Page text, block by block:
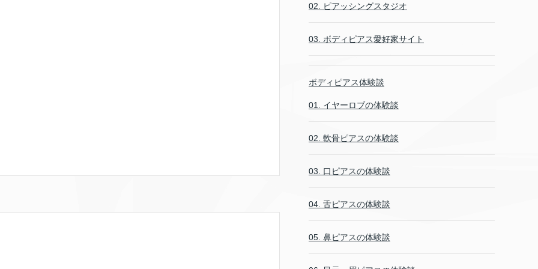
02. ピアッシングスタジオ
03. ボディピアス愛好家サイト
ボディピアス体験談
01. イヤーロブの体験談
02. 軟骨ピアスの体験談
03. 口ピアスの体験談
04. 舌ピアスの体験談
05. 鼻ピアスの体験談